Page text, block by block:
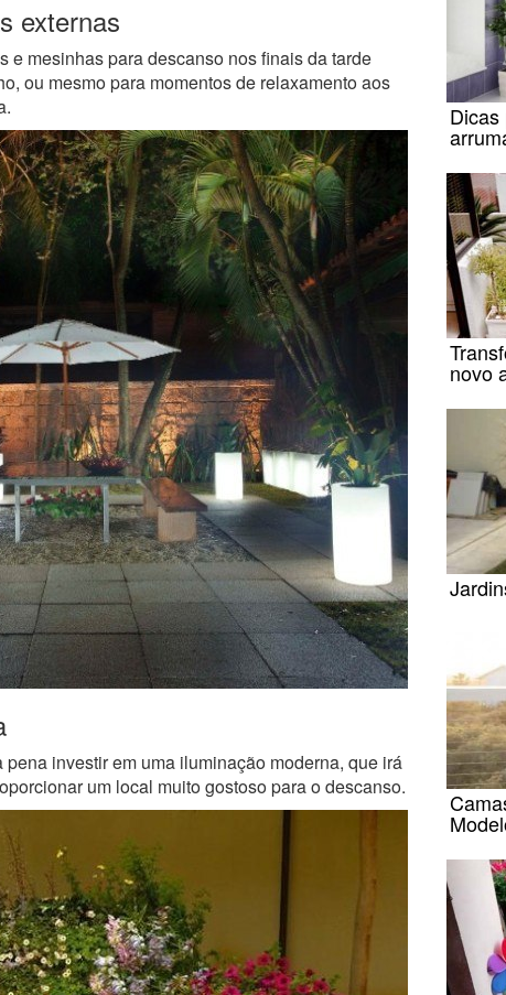
externas
e mesinhas para descanso nos finais da tarde
ou mesmo para momentos de relaxamento aos
investir em uma iluminação moderna, que irá
um local muito gostoso para o descanso.
novo